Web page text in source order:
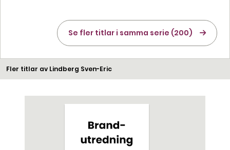
Se fler titlar i samma serie (200)
Fler titlar av Lindberg Sven-Eric